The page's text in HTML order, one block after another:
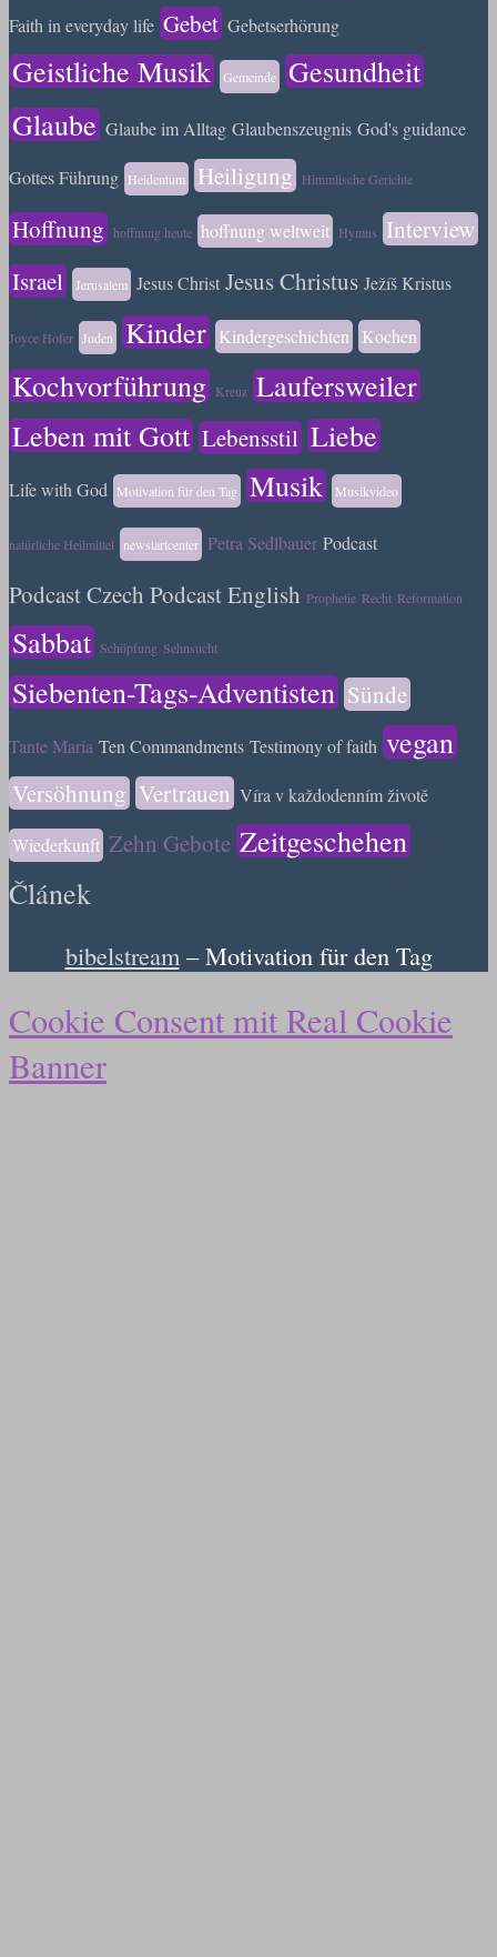
Faith in everyday life Gebet Gebetserhörung
Geistliche Musik Gemeinde
Gesundheit
Glaube Glaube im Alltag Glaubenszeugnis God's guidance
Gottes Führung Heidentum Heiligung Himmlische Gerichte
Hoffnung hoffnung heute hoffnung weltweit Hymns
Interview
Israel
Jerusalem Jesus Christ Jesus Christus Ježíš Kristus
Joyce Hofer Juden Kinder Kindergeschichten Kochen
Kochvorführung Kreuz Laufersweiler
Leben mit Gott Lebensstil Liebe
Life with God Motivation für den Tag Musik Musikvideo
natürliche Heilmittel newstartcenter Petra Sedlbauer Podcast
Podcast Czech Podcast English Prophetie Recht Reformation
Sabbat Schöpfung Sehnsucht
Siebenten-Tags-Adventisten Sünde
Tante Maria Ten Commandments Testimony of faith vegan
Versöhnung Vertrauen Víra v každodenním životě
Wiederkunft Zehn Gebote Zeitgeschehen
Článek
bibelstream– Motivation für den Tag
Cookie Consent mit Real Cookie
Banner